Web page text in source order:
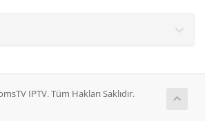
IPTV. Tüm Hakları Saklıdır.